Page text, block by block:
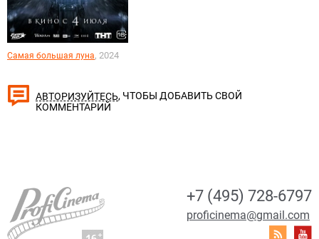
Самая большая луна, 2024
АВТОРИЗУЙТЕСЬ, ЧТОБЫ ДОБАВИТЬ СВОЙ
КОММЕНТАРИЙ
+7 (495) 728-6797
proficinema@gmail.com